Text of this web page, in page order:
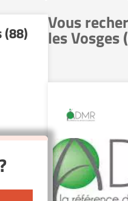
Vous
les Vosges
(88)